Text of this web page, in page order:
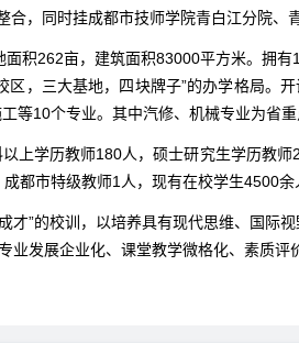
合，同时挂成都市技师学院青白江分院
积262亩，建筑面积83000平方米。拥
区，三大基地，四块牌子”的办学格局
等10个专业。其中汽修、机械专业为省
上学历教师180人，硕士研究生学历教
都市特级教师1人，现有在校学生4500余
才”的校训，以培养具有现代思维、国际
业发展企业化、课堂教学微格化、素质评